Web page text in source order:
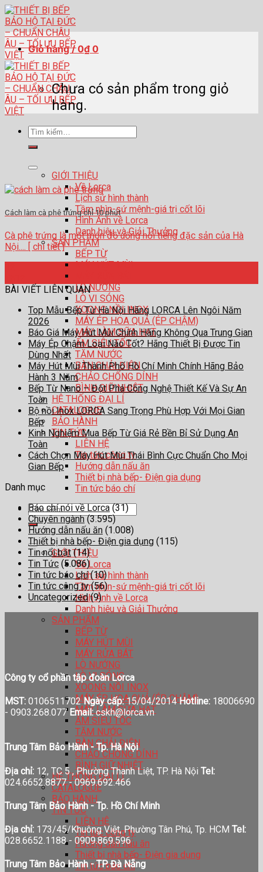
Skip
to
content
Tìm
kiếm:
GIỚI THIỆU
Về Lorca
Lịch sử hình thành
Tầm nhìn-sứ mệnh-giá trị cốt lõi
Hình Ảnh về Lorca
Danh hiệu và Giải Thưởng
SẢN PHẨM
BẾP TỪ
MÁY HÚT MÙI
LÒ NƯỚNG
LÒ VI SÓNG
XOONG NỒI INOX
MÁY ÉP HOA QUẢ (ÉP CHẬM)
MÁY LÀM SỮA HẠT
ẤM SIÊU TỐC
TĂM NƯỚC
BÀN CHẢI ĐIỆN
CHẢO CHỐNG DÍNH
BÌNH GIỮ NHIỆT
HỆ THỐNG ĐẠI LÍ
CATALOGUE
BẢO HÀNH
TIN TỨC
LIÊN HỆ
Tin tức công ty
Hướng dẫn nấu ăn
Thiết bị nhà bếp- Điện gia dụng
Tin tức báo chí
Tìm
kiếm:
GIỚI THIỆU
Về Lorca
Lịch sử hình thành
Tầm nhìn-sứ mệnh-giá trị cốt lõi
Hình Ảnh về Lorca
Danh hiệu và Giải Thưởng
SẢN PHẨM
BẾP TỪ
MÁY HÚT MÙI
MÁY RỬA BÁT
LÒ NƯỚNG
LÒ VI SÓNG
XOONG NỒI INOX
MÁY ÉP HOA QUẢ (ÉP CHẬM)
MÁY LÀM SỮA HẠT
ẤM SIÊU TỐC
TĂM NƯỚC
BÀN CHẢI ĐIỆN
CHẢO CHỐNG DÍNH
BÌNH GIỮ NHIỆT
HỆ THỐNG ĐẠI LÍ
CATALOGUE
BẢO HÀNH
TIN TỨC
LIÊN HỆ
Tin tức công ty
Hướng dẫn nấu ăn
Thiết bị nhà bếp- Điện gia dụng
Tin tức báo chí
Giỏ hàng /0₫ 0
Chưa có sản phẩm trong giỏ
hàng.
Cách làm cà phê trứng chỉ 10 phút
Cà phê trứng là một món đồ uống nổi tiếng đặc sản của Hà
Nội.... [ chi tiết ]
BÀI VIẾT LIÊN QUAN
Top Mẫu Bếp Từ Hà Nội Hãng LORCA Lên Ngôi Năm
2026
Báo Giá Máy Hút Mùi Chính Hãng Không Qua Trung Gian
Máy Ép Chậm Loại Nào Tốt? Hãng Thiết Bị Được Tin
Dùng Nhất
Máy Hút Mùi Thành Phố Hồ Chí Minh Chính Hãng Bảo
Hành 3 Năm
Bếp Từ Nano – Đột Phá Công Nghệ Thiết Kế Và Sự An
Toàn
Bộ nồi Inox LORCA Sang Trọng Phù Hợp Với Mọi Gian
Bếp
Kinh Nghiệm Mua Bếp Từ Giá Rẻ Bền Bỉ Sử Dụng An
Toàn
Cách Chọn Máy Hút Mùi Thái Bình Cực Chuẩn Cho Mọi
Gian Bếp
Danh mục
Báo chí nói về Lorca (31)
Chuyên ngành(3.595)
Hướng dẫn nấu ăn (1.008)
Thiết bị nhà bếp- Điện gia dụng (115)
Tin nổi bật(14)
Tin Tức (5.086)
Tin tức báo chí(10)
Tin tức công ty(56)
Uncategorized(9)
Công ty cổ phần tập đoàn Lorca
MST: 0106511702Ngày cấp:15/04/2014Hotline: 18006690
- 0903.268.077 Email:cskh@lorca.vn
Trung Tâm Bảo Hành - Tp. Hà Nội
Địa chỉ: 12, TC 5 , Phường Thanh Liệt, TP. Hà Nội Tel:
024.6652.8877 - 0969.692.466
Trung Tâm Bảo Hành - Tp. Hồ Chí Minh
Địa chỉ: 173/45/Khuông Việt, Phường Tân Phú, Tp. HCM Tel:
028.6652.1188 - 0909.869.596
Trung Tâm Bảo Hành - TP. Đà Nẵng